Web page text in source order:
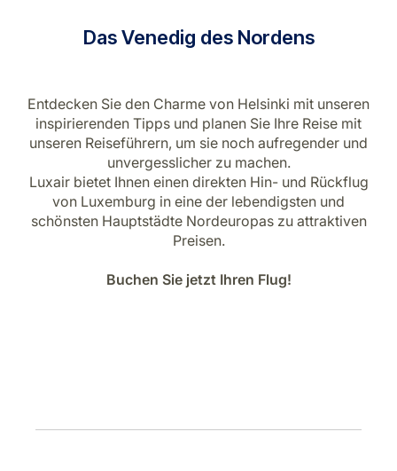
Das Venedig des Nordens
Entdecken Sie den Charme von Helsinki mit unseren
inspirierenden Tipps und planen Sie Ihre Reise mit
unseren Reiseführern, um sie noch aufregender und
unvergesslicher zu machen.
Luxair bietet Ihnen einen direkten Hin- und Rückflug
von Luxemburg in eine der lebendigsten und
schönsten Hauptstädte Nordeuropas zu attraktiven
Preisen.
Buchen Sie jetzt Ihren Flug!